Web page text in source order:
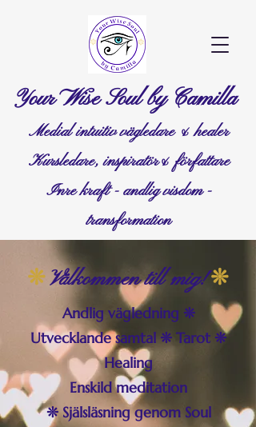
Your Wise Soul by Camilla
Medial intuitiv vägledare & healer
Kursledare, inspiratör& författare
Inre kraft - andlig visdom -
transformation
❊Välkommen till mig!❊
Andlig vägledning ❊
Utvecklande samtal ❊ Tarot ❊
Healing
Enskild meditation
❊Själsläsning genom Soul